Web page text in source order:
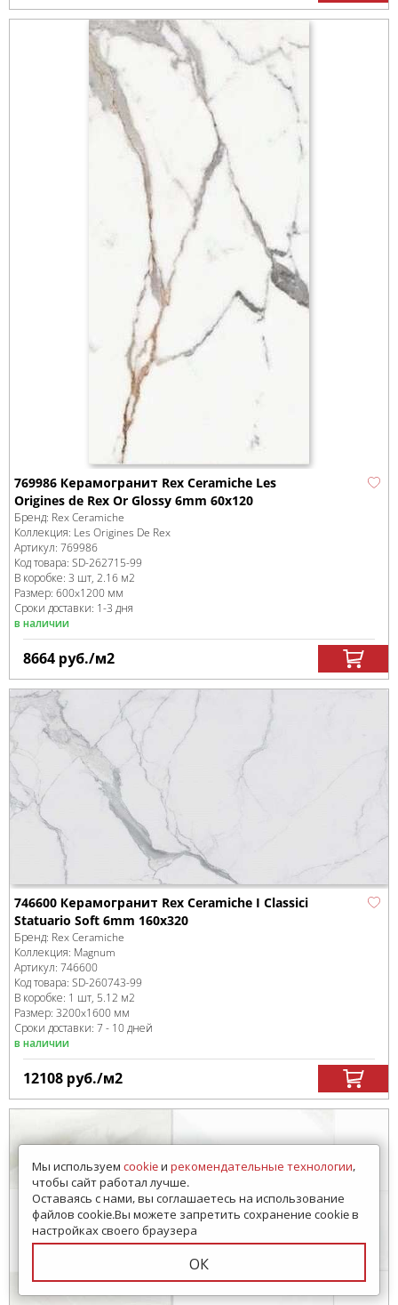
769986 Керамогранит Rex Ceramiche Les
Origines de Rex Or Glossy 6mm 60x120
Бренд: Rex Ceramiche
Коллекция: Les Origines De Rex
Артикул: 769986
Код товара: SD-262715-99
В коробке: 3 шт, 2.16 м2
Размер: 600x1200 мм
Сроки доставки: 1-3 дня
в наличии
8664 руб./м2
746600 Керамогранит Rex Ceramiche I Classici
Statuario Soft 6mm 160x320
Бренд: Rex Ceramiche
Коллекция: Magnum
Артикул: 746600
Код товара: SD-260743-99
В коробке: 1 шт, 5.12 м2
Размер: 3200x1600 мм
Сроки доставки: 7 - 10 дней
в наличии
12108 руб./м2
Мы используем cookieи рекомендательные технологии,
чтобы сайт работал лучше.
Оставаясь с нами, вы соглашаетесь на использование
файлов cookie.Вы можете запретить сохранение cookie в
настройках своего браузера
ОК